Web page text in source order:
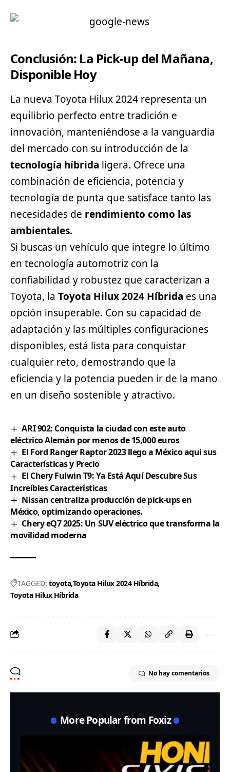
Conclusión: La Pick-up del Mañana,
Disponible Hoy
La nueva Toyota Hilux 2024 representa un
equilibrio perfecto entre tradición e
innovación, manteniéndose a la vanguardia
del mercado con su introducción de la
tecnología híbrida ligera. Ofrece una
combinación de eficiencia, potencia y
tecnología de punta que satisface tanto las
necesidades de rendimiento como las
ambientales.
Si buscas un vehículo que integre lo último
en tecnología automotriz con la
confiabilidad y robustez que caracterizan a
Toyota, la Toyota Hilux 2024 Híbrida es una
opción insuperable. Con su capacidad de
adaptación y las múltiples configuraciones
disponibles, está lista para conquistar
cualquier reto, demostrando que la
eficiencia y la potencia pueden ir de la mano
en un diseño sostenible y atractivo.
ARI 902: Conquista la ciudad con este auto
eléctrico Alemán por menos de 15,000 euros
El Ford Ranger Raptor 2023 llego a México aqui sus
Características y Precio
El Chery Fulwin T9: Ya Está Aquí Descubre Sus
Increíbles Características
Nissan centraliza producción de pick-ups en
México, optimizando operaciones.
Chery eQ7 2025: Un SUV eléctrico que transforma la
movilidad moderna
TAGGED: toyota Toyota Hilux 2024 Híbrida
Toyota Hilux Híbrida
No hay comentarios
More Popular from Foxiz